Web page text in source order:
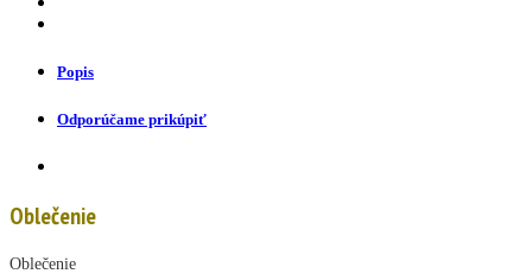
Popis
Odporúčame prikúpiť
Oblečenie
Oblečenie